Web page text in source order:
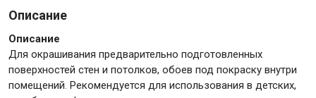
Описание
Описание
Для окрашивания предварительно подготовленных
поверхностей стен и потолков, обоев под покраску внутри
помещений. Рекомендуется для использования в детских,
Анкеры
Монтажные ленты